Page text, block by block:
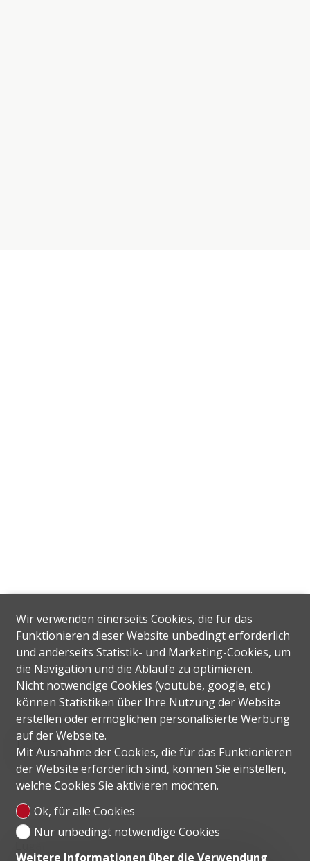
Lage
Wir verwenden einerseits Cookies, die für das
Funktionieren dieser Website unbedingt erforderlich
und anderseits Statistik- und Marketing-Cookies, um
die Navigation und die Abläufe zu optimieren.
Nicht notwendige Cookies (youtube, google, etc.)
können Statistiken über Ihre Nutzung der Website
erstellen oder ermöglichen personalisierte Werbung
auf der Webseite.
Mit Ausnahme der Cookies, die für das Funktionieren
der Website erforderlich sind, können Sie einstellen,
welche Cookies Sie aktivieren möchten.
Ok, für alle Cookies
Nur unbedingt notwendige Cookies
Weitere Informationen über die Verwendung